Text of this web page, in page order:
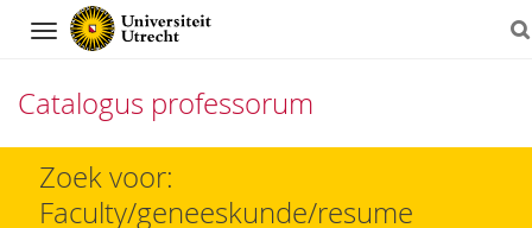
Navigation
Catalogus professorum
DirectZoek voor:
Faculty/geneeskunde/resume